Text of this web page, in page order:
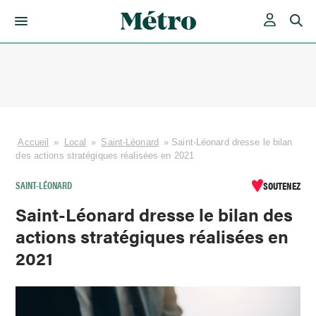
Accueil » Local » Saint-Léonard » Saint-Léonard dresse le bilan
des actions stratégiques réalisées en 2021
SAINT-LÉONARD SOUTENEZ
Saint-Léonard dresse le bilan des
actions stratégiques réalisées en
2021